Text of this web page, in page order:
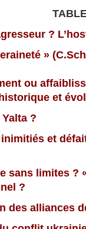
?
»
ou
et
?
et
sans limites ?
?
des alliances